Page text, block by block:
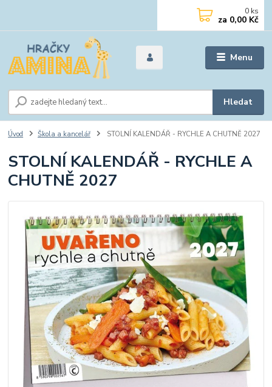
Menu
Hledat
0 ks
za 0,00 Kč
Úvod Škola a kancelář STOLNÍ KALENDÁŘ - RYCHLE A CHUTNĚ 2027
STOLNÍ KALENDÁŘ - RYCHLE A
CHUTNĚ 2027